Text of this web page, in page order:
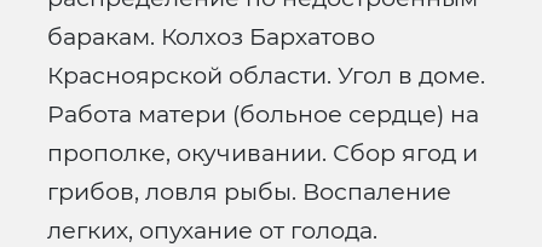
баракам. Колхоз Бархатово
Красноярской области. Угол в доме.
Работа матери (больное сердце) на
прополке, окучивании. Сбор ягод и
грибов, ловля рыбы. Воспаление
легких, опухание от голода.